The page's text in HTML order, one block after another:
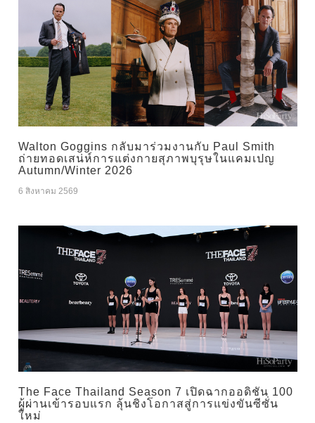
Walton Goggins กลับมาร่วมงานกับ Paul Smith
ถ่ายทอดเสน่ห์การแต่งกายสุภาพบุรุษในแคมเปญ
Autumn/Winter 2026
6 สิงหาคม 2569
The Face Thailand Season 7 เปิดฉากออดิชัน 100
ผู้ผ่านเข้ารอบแรก ลุ้นชิงโอกาสสู่การแข่งขันซีซั่น
ใหม่